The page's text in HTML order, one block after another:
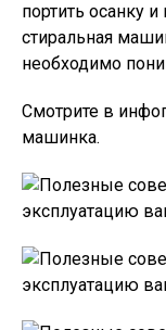
портить осанку
стиральная
необходимо
Смотрите в
машинка.